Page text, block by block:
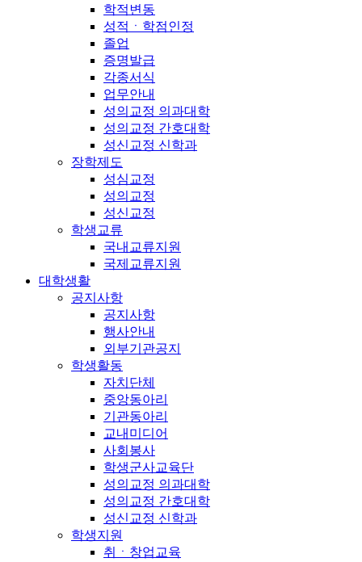
학적변동
성적ㆍ학점인정
졸업
증명발급
각종서식
업무안내
성의교정 의과대학
성의교정 간호대학
성신교정 신학과
장학제도
성심교정
성의교정
성신교정
학생교류
국내교류지원
국제교류지원
대학생활
공지사항
공지사항
행사안내
외부기관공지
학생활동
자치단체
중앙동아리
기관동아리
교내미디어
사회봉사
학생군사교육단
성의교정 의과대학
성의교정 간호대학
성신교정 신학과
학생지원
취ㆍ창업교육